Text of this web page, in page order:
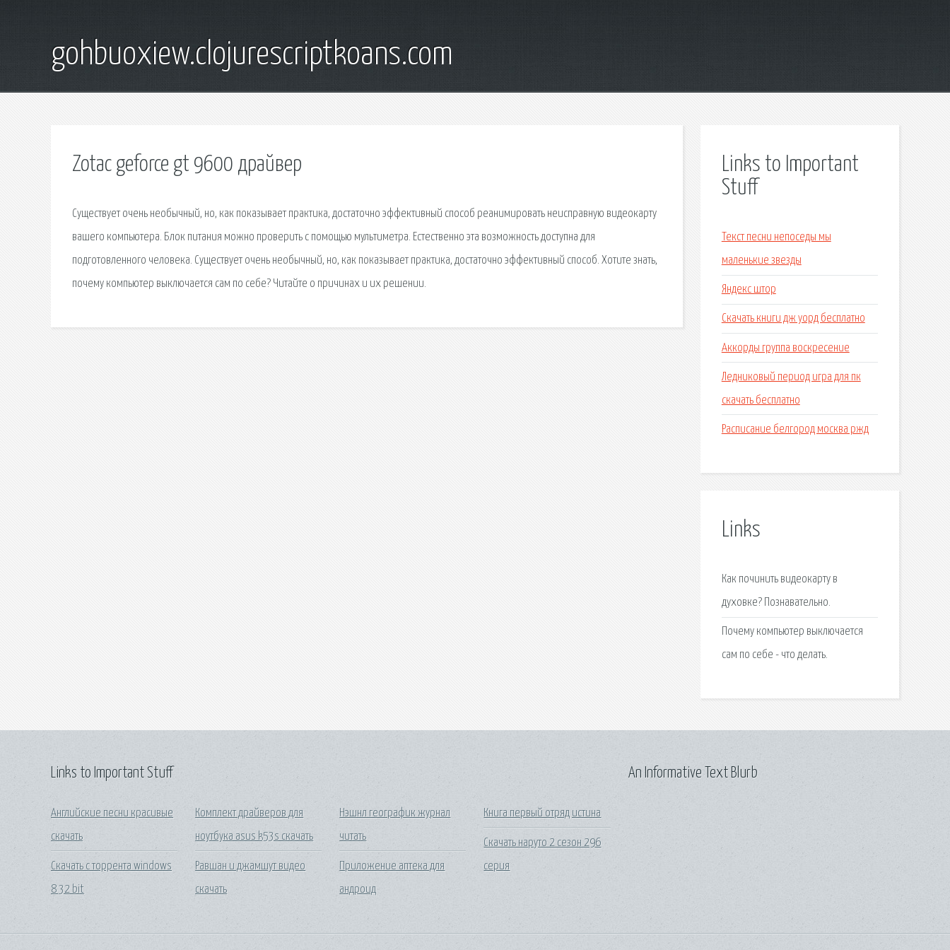
gohbuoxiew.clojurescriptkoans.com
Zotac geforce gt 9600 драйвер
Существует очень необычный, но, как показывает практика, достаточно эффективный способ реанимировать неисправную видеокарту
вашего компьютера. Блок питания можно проверить с помощью мультиметра. Естественно эта возможность доступна для
подготовленного человека. Существует очень необычный, но, как показывает практика, достаточно эффективный способ. Хотите знать,
почему компьютер выключается сам по себе? Читайте о причинах и их решении.
Links to Important
Stuff
Текст песни непоседы мы
маленькие звезды
Яндекс штор
Скачать книги дж уорд бесплатно
Аккорды группа воскресение
Ледниковый период игра для пк
скачать бесплатно
Расписание белгород москва ржд
Links
Как починить видеокарту в
духовке? Познавательно.
Почему компьютер выключается
сам по себе - что делать.
Links to Important Stuff
Английские песни красивые
скачать
Скачать с торрента windows
8 32 bit
Комплект драйверов для
ноутбука asus k53s скачать
Равшан и джамшут видео
скачать
Нэшнл географик журнал
читать
Приложение аптека для
андроид
Книга первый отряд истина
Скачать наруто 2 сезон 296
серия
An Informative Text Blurb